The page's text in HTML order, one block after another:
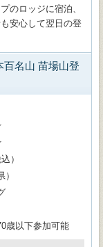
のロッジに宿泊、
安心して翌日の登
百名山 苗場山登
）
歳以下参加可能